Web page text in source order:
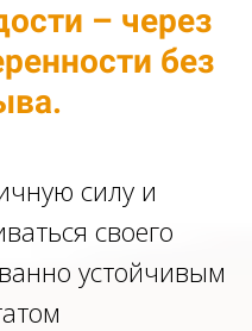
– через
без
силу и
своего
устойчивым